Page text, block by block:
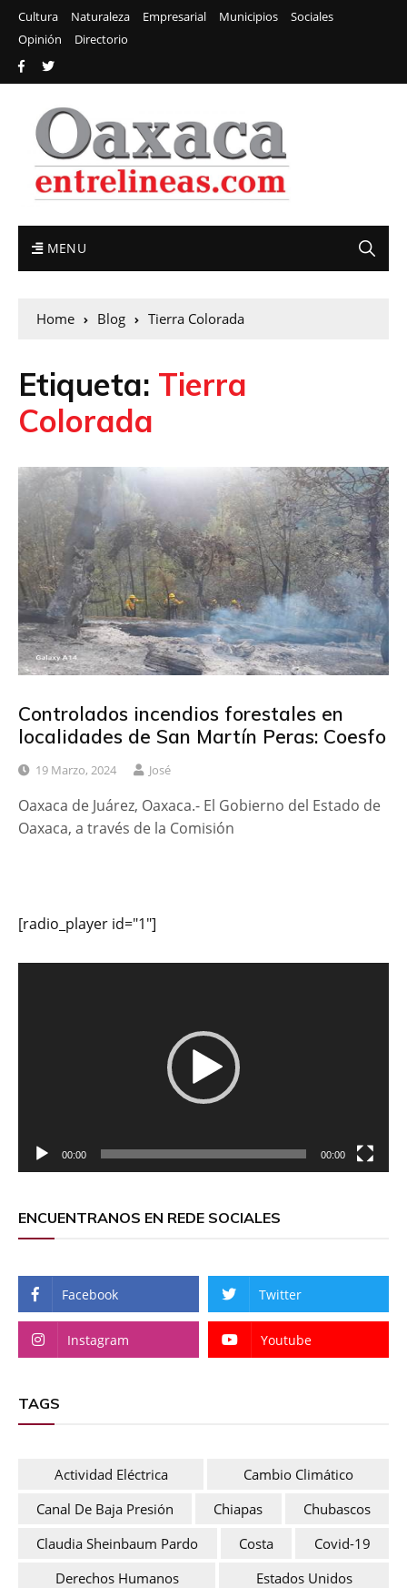
Cultura Naturaleza Empresarial Municipios
Sociales
Opinión
Directorio
MENU
Home Blog Tierra Colorada
Etiqueta: Tierra
Colorada
Controlados incendios forestales en
localidades de San Martín Peras: Coesfo
19 Marzo, 2024 José
Oaxaca de Juárez, Oaxaca.- El Gobierno del Estado de
Oaxaca, a través de la Comisión
[radio_player id="1"]
00:00 00:00
ENCUENTRANOS EN REDE SOCIALES
Facebook Twitter
Instagram Youtube
TAGS
Actividad Eléctrica
Cambio Climático
Canal De Baja Presión
Chiapas
Chubascos
Claudia Sheinbaum Pardo
Costa
Covid-19
Derechos Humanos
Estados Unidos